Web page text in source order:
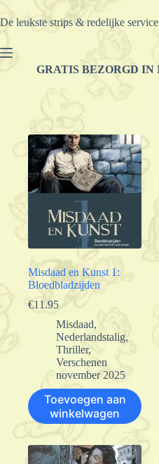
Ga
naar
De leukste strips & redelijke
GRATIS BEZORGD IN
Misdaad en Kunst 1:
Bloedbladzijden
€11.95
Misdaad,
Nederlandstalig,
Thriller,
Verschenen
november 2025
Toevoegen aan
winkelwagen